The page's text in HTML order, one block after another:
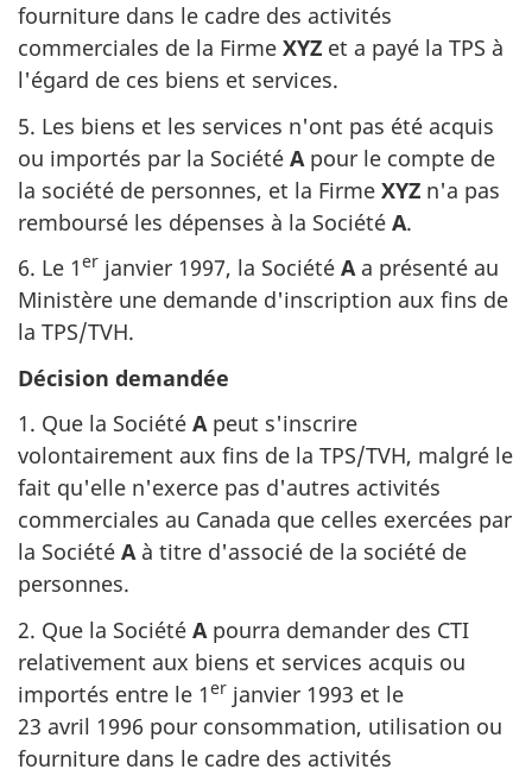
fourniture dans le cadre des activités
commerciales de la Firme XYZ et a payé la TPS à
l'égard de ces biens et services.
5. Les biens et les services n'ont pas été acquis
ou importés par la Société A pour le compte de
la société de personnes, et la Firme XYZ n'a pas
remboursé les dépenses à la Société A.
6. Le 1er janvier 1997, la Société Aa présenté au
Ministère une demande d'inscription aux fins de
la TPS/TVH.
Décision demandée
1. Que la Société Apeut s'inscrire
volontairement aux fins de la TPS/TVH, malgré le
fait qu'elle n'exerce pas d'autres activités
commerciales au Canada que celles exercées par
la Société Aà titre d'associé de la société de
personnes.
2. Que la Société A pourra demander des CTI
relativement aux biens et services acquis ou
importés entre le 1er janvier 1993 et le
23 avril 1996 pour consommation, utilisation ou
fourniture dans le cadre des activités